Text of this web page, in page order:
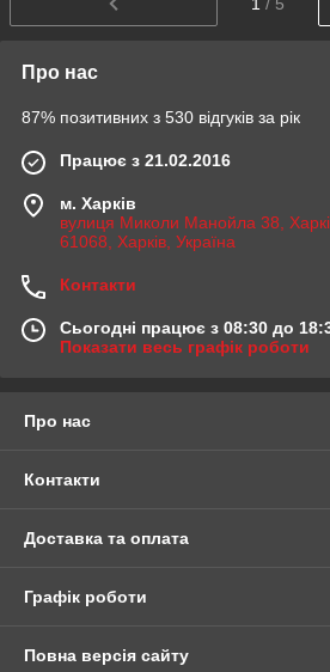
Про нас
87% позитивних з 530 відгуків за рік
Працює з 21.02.2016
м. Харків
вулиця Миколи Манойла 38,
61068, Харків, Україна
Контакти
Сьогодні працює з 08:30 до
Показати весь графік роботи
Про нас
Контакти
Доставка та оплата
Графік роботи
Повна версія сайту